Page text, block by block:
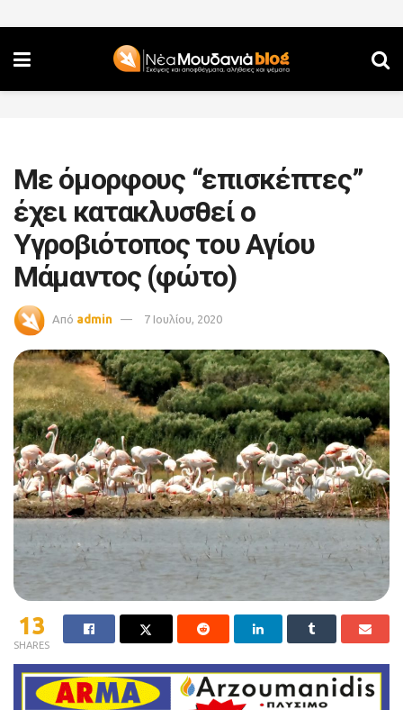
Με όμορφους “επισκέπτες”
έχει κατακλυσθεί ο
Υγροβιότοπος του Αγίου
Μάμαντος (φώτο)
Από admin 7 Ιουλίου, 2020
13
SHARES